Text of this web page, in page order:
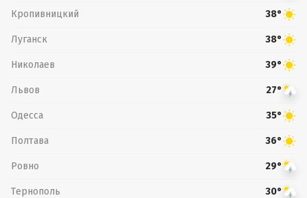
Кропивницкий 38°
Луганск 38°
Николаев 39°
Львов 27°
Одесса 35°
Полтава 36°
Ровно 29°
Тернополь 30°